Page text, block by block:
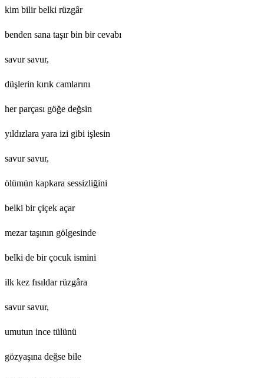
kim bilir belki rüzgâr
benden sana taşır bin bir cevabı
savur savur,
düşlerin kırık camlarını
her parçası göğe değsin
yıldızlara yara izi gibi işlesin
savur savur,
ölümün kapkara sessizliğini
belki bir çiçek açar
mezar taşının gölgesinde
belki de bir çocuk ismini
ilk kez fısıldar rüzgâra
savur savur,
umutun ince tülünü
gözyaşına değse bile